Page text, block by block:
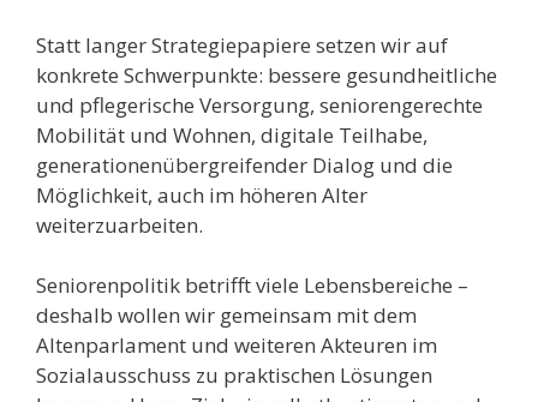
Statt langer Strategiepapiere setzen wir auf
konkrete Schwerpunkte: bessere gesundheitliche
und pflegerische Versorgung, seniorengerechte
Mobilität und Wohnen, digitale Teilhabe,
generationenübergreifender Dialog und die
Möglichkeit, auch im höheren Alter
weiterzuarbeiten.
Seniorenpolitik betrifft viele Lebensbereiche –
deshalb wollen wir gemeinsam mit dem
Altenparlament und weiteren Akteuren im
Sozialausschuss zu praktischen Lösungen